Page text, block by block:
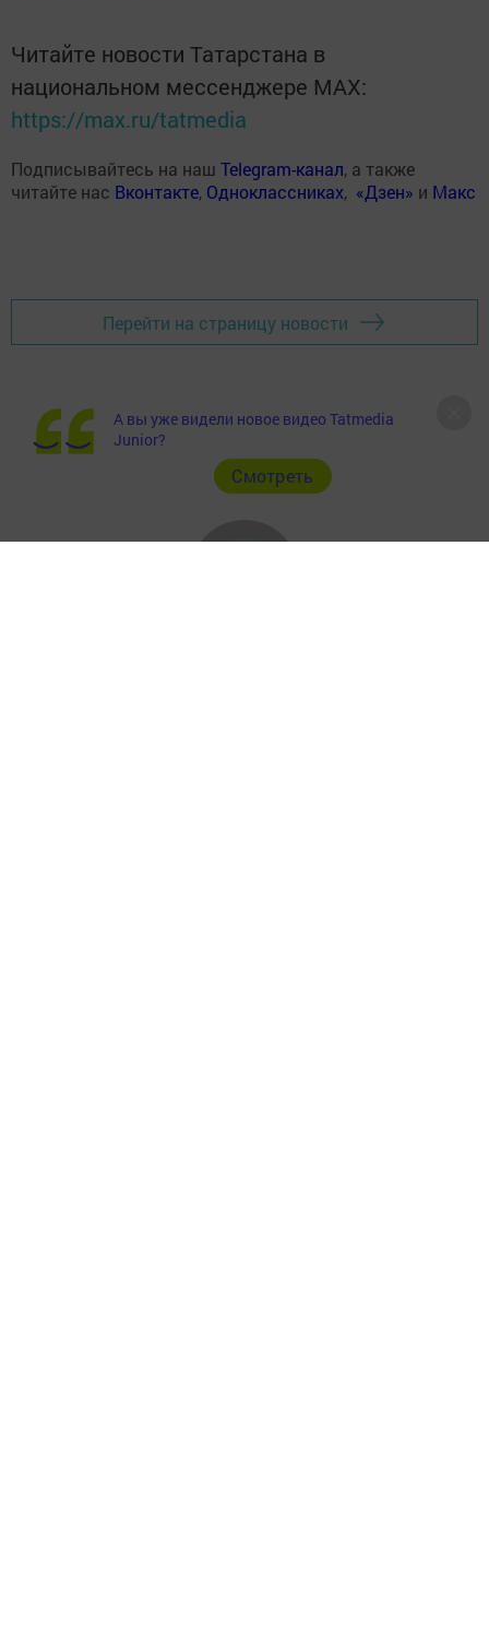
Читайте новости Татарстана в
национальном мессенджере MАХ:
https://max.ru/tatmedia
Подписывайтесь на наш Telegram-канал, а также
читайте нас Вконтакте, Одноклассниках, «Дзен» и Макс
Перейти на страницу новости
А вы уже видели новое видео Tatmedia
Junior?
Cмотреть